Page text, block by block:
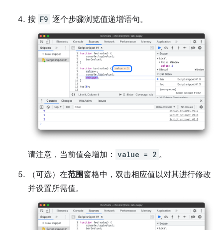
按 F9 逐个步骤浏览值递增语句。
请注意，当前值会增加： value = 2 。
（可选）在范围窗格中，双击相应值以对其进行修改
并设置所需值。